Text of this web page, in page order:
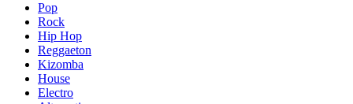
Pop
Rock
Hip Hop
Reggaeton
Kizomba
House
Electro